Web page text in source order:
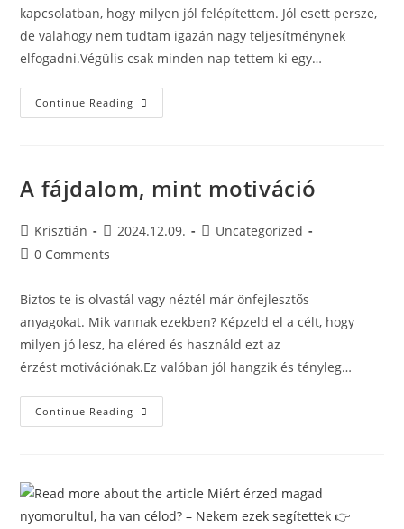
kapcsolatban, hogy milyen jól felépítettem. Jól esett persze,
de valahogy nem tudtam igazán nagy teljesítménynek
elfogadni.Végülis csak minden nap tettem ki egy…
Continue Reading
A fájdalom, mint motiváció
Krisztián 2024.12.09.
Uncategorized
0 Comments
Biztos te is olvastál vagy néztél már önfejlesztős
anyagokat. Mik vannak ezekben? Képzeld el a célt, hogy
milyen jó lesz, ha eléred és használd ezt az
érzést motivációnak.Ez valóban jól hangzik és tényleg…
Continue Reading